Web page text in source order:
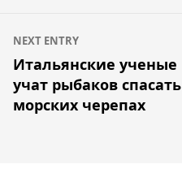
NEXT ENTRY
Итальянские ученые
учат рыбаков спасать
морских черепах